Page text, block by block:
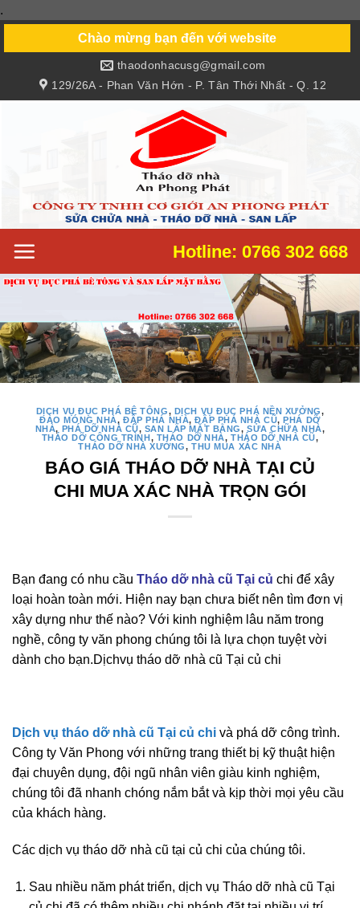
.
content
Chào mừng bạn đến với website
129/26A - Phan Văn Hớn - P. Tân Thới Nhất - Q. 12
thaodonhacusg@gmail.com
Hotline: 0766 302 668
DỊCH VỤ ĐỤC PHÁ BÊ TÔNG,DỊCH VỤ ĐỤC PHÁ NỀN XƯỞNG
ĐÀO MÓNG NHÀ,ĐẬP PHÁ NHÀ,ĐẬP PHÁ NHÀ CŨ,PHÁ DỠ
NHÀ,PHÁ DỠ NHÀ CŨ,SAN LẤP MẶT BẰNG,SỬA CHỮA NHÀ
THÁO DỠ CÔNG TRÌNH,THÁO DỠ NHÀ,THÁO DỠ NHÀ CŨ
THÁO DỠ NHÀ XƯỞNG, THU MUA XÁC NHÀ
BÁO GIÁ THÁO DỠ NHÀ TẠI CỦ
CHI MUA XÁC NHÀ TRỌN GÓI
Bạn đang có nhu cầuTháo dỡ nhà cũ Tại củ
chi để xây
loại hoàn toàn mới. Hiện nay bạn chưa biết nên tìm đơn vị
xây dựng như thế nào? Với kinh nghiệm lâu năm trong
nghề, công ty văn phong chúng tôi là lựa chọn tuyệt vời
Dịch vụ tháo dỡ nhà cũ Tại củ chi
và phá dỡ công trình.
Công ty Văn Phong với những trang thiết bị kỹ thuật hiện
đại chuyên dụng, đội ngũ nhân viên giàu kinh nghiệm,
chúng tôi đã nhanh chóng nắm bắt và kịp thời mọi yêu cầu
Sau nhiều năm phát triển, dịch vụ Tháo dỡ nhà cũ Tại